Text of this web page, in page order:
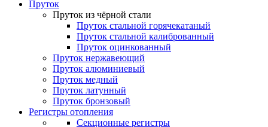
Пруток
Пруток из чёрной стали
Пруток стальной горячекатаный
Пруток стальной калиброванный
Пруток оцинкованный
Пруток нержавеющий
Пруток алюминиевый
Пруток медный
Пруток латунный
Пруток бронзовый
Регистры отопления
Секционные регистры